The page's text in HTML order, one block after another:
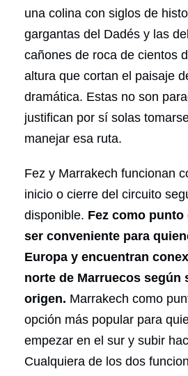
una colina con siglos de
gargantas del Dadés y las
cañones de roca de cientos
altura que cortan el paisaje
dramática. Estas no son
justifican por sí solas
manejar esa ruta.
Fez y Marrakech funcionan
inicio o cierre del circuito
disponible. Fez como
ser conveniente para
Europa y encuentran
norte de Marruecos según
origen. Marrakech como
opción más popular para
empezar en el sur y subir
Cualquiera de los dos